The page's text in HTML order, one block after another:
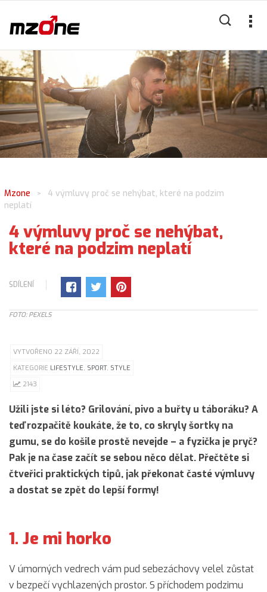
Mzone >
4 výmluvy proč se nehýbat, které na podzim
neplatí
4 výmluvy proč se nehýbat,
které na podzim neplatí
SDÍLENÍ
FOTO: PEXELS
VYTVOŘENO 22 ZÁŘÍ, 2022
KATEGORIE LIFESTYLE, SPORT, STYLE
2143
Užili jste si léto? Grilování, pivo a buřty u táboráku? A
teď rozpačitě koukáte, že to, co skryly šortky na
gumu, se do košile prostě nevejde – a fyzička je pryč?
Pak je na čase začít se sebou něco dělat. Přečtěte si
čtveřici praktických tipů, jak překonat časté výmluvy
a dostat se zpět do lepší formy!
1. Je mi horko
V úmorných vedrech vám pud sebezáchovy velel zůstat
v bezpečí vychlazených prostor. S příchodem podzimu